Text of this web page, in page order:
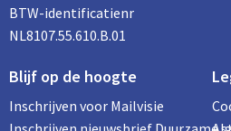
BTW-identificatienr
NL8107.55.610.B.01
Blijf op de hoogte
Inschrijven voor Mailvisie